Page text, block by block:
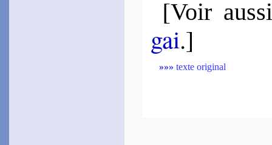
[Voir aussi
gai.]
»»» texte original